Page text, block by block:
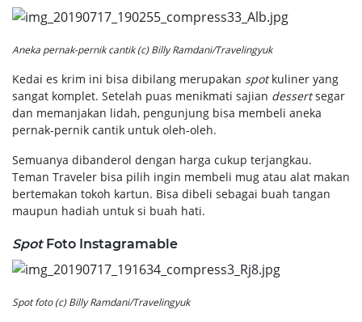
Aneka pernak-pernik cantik (c) Billy Ramdani/Travelingyuk
Kedai es krim ini bisa dibilang merupakan spotkuliner yang
sangat komplet. Setelah puas menikmati sajian dessertsegar
dan memanjakan lidah, pengunjung bisa membeli aneka
pernak-pernik cantik untuk oleh-oleh.
Semuanya dibanderol dengan harga cukup terjangkau.
Teman Traveler bisa pilih ingin membeli mug atau alat makan
bertemakan tokoh kartun. Bisa dibeli sebagai buah tangan
maupun hadiah untuk si buah hati.
Spot Foto Instagramable
Spot foto (c) Billy Ramdani/Travelingyuk